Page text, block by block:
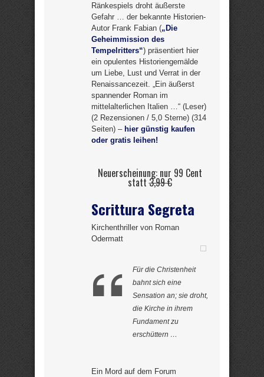
Ränkespiels droht äußerste
Gefahr … der bekannte Historien-
Autor Frank Fabian („Die
Geheimmission des
Tempelritters“) präsentiert hier
ein opulentes Historiengemälde
um Liebe, Lust und Verrat in der
Renaissancezeit. „Ein äußerst
spannender Roman im
mittelalterlichen Italien …“ (Leser)
(2 Rezensionen / 5,0 Sterne) (314
Seiten) – hier günstig kaufen
oder gratis leihen!
Neuerscheinung: nur 99 Cent
statt3,99 €
Scrittura Segreta
Kirchenthriller von Roman
Odermatt
Für die Christenheit
bahnt sich eine
Sensation an; sie droht,
die Kirche in ihrem
Fundament zu
erschüttern …
Ein Mord auf dem Forum